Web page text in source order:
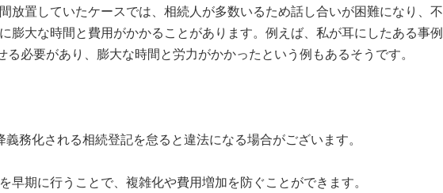
放置していたケースでは、相続人が多数いるため話し合いが困難になり、不
膨大な時間と費用がかかることがあります。例えば、私が耳にしたある事例
る必要があり、膨大な時間と労力がかかったという例もあるそうです。
義務化される相続登記を怠ると違法になる場合がございます。
早期に行うことで、複雑化や費用増加を防ぐことができます。